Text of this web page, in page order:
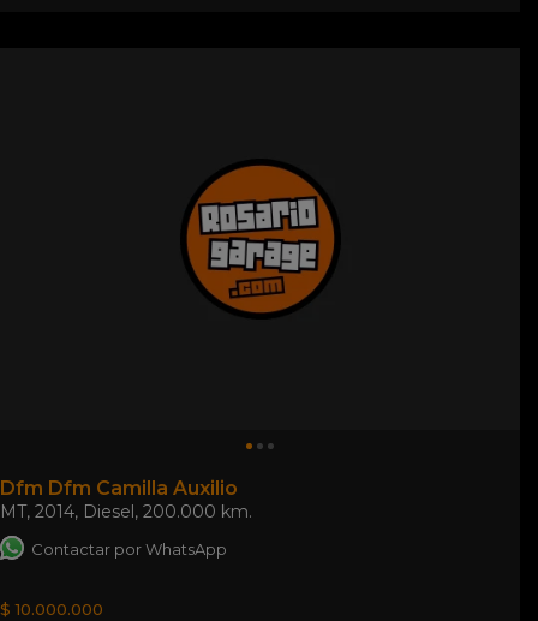
Dfm Dfm Camilla Auxilio
MT, 2014, Diesel, 200.000 km.
Contactar por WhatsApp
$ 10.000.000